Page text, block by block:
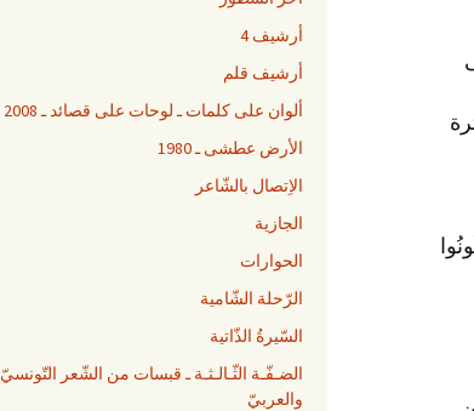
أرشيف 4
أرشيف قلم
ألوان على كلمات ـ لوحات على قصائد ـ 2008
الأرض عطشى ـ 1980
الاِتصال بالشّاعر
الجازية
الحوارات
الرّحلة الشّامية
السّيرةُ الذّاتية
الضـفّـة الثّـالـثـة ـ قبسات من الشّعر التّونسيّ
والعربيّ